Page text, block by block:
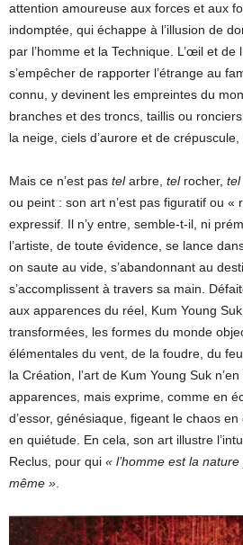
attention amoureuse aux forces et aux
indomptée, qui échappe à l’illusion de
par l’homme et la Technique. L’œil et de
s’empêcher de rapporter l’étrange au
connu, y devinent les empreintes du
branches et des troncs, taillis ou
la neige, ciels d’aurore et de
Mais ce n’est pas telarbre, tel rocher, tel
ou peint : son art n’est pas figuratif ou «
expressif. Il n’y entre, semble-t-il, ni
l’artiste, de toute évidence, se lance
on saute au vide, s’abandonnant au
s’accomplissent à travers sa main.
aux apparences du réel, Kum Young
transformées, les formes du monde
élémentales du vent, de la foudre, du
la Création, l’art de Kum Young Suk
apparences, mais exprime, comme en
d’essor, génésiaque, figeant le chaos
en quiétude. En cela, son art illustre
Reclus, pour qui « l’homme est la nature
même ».